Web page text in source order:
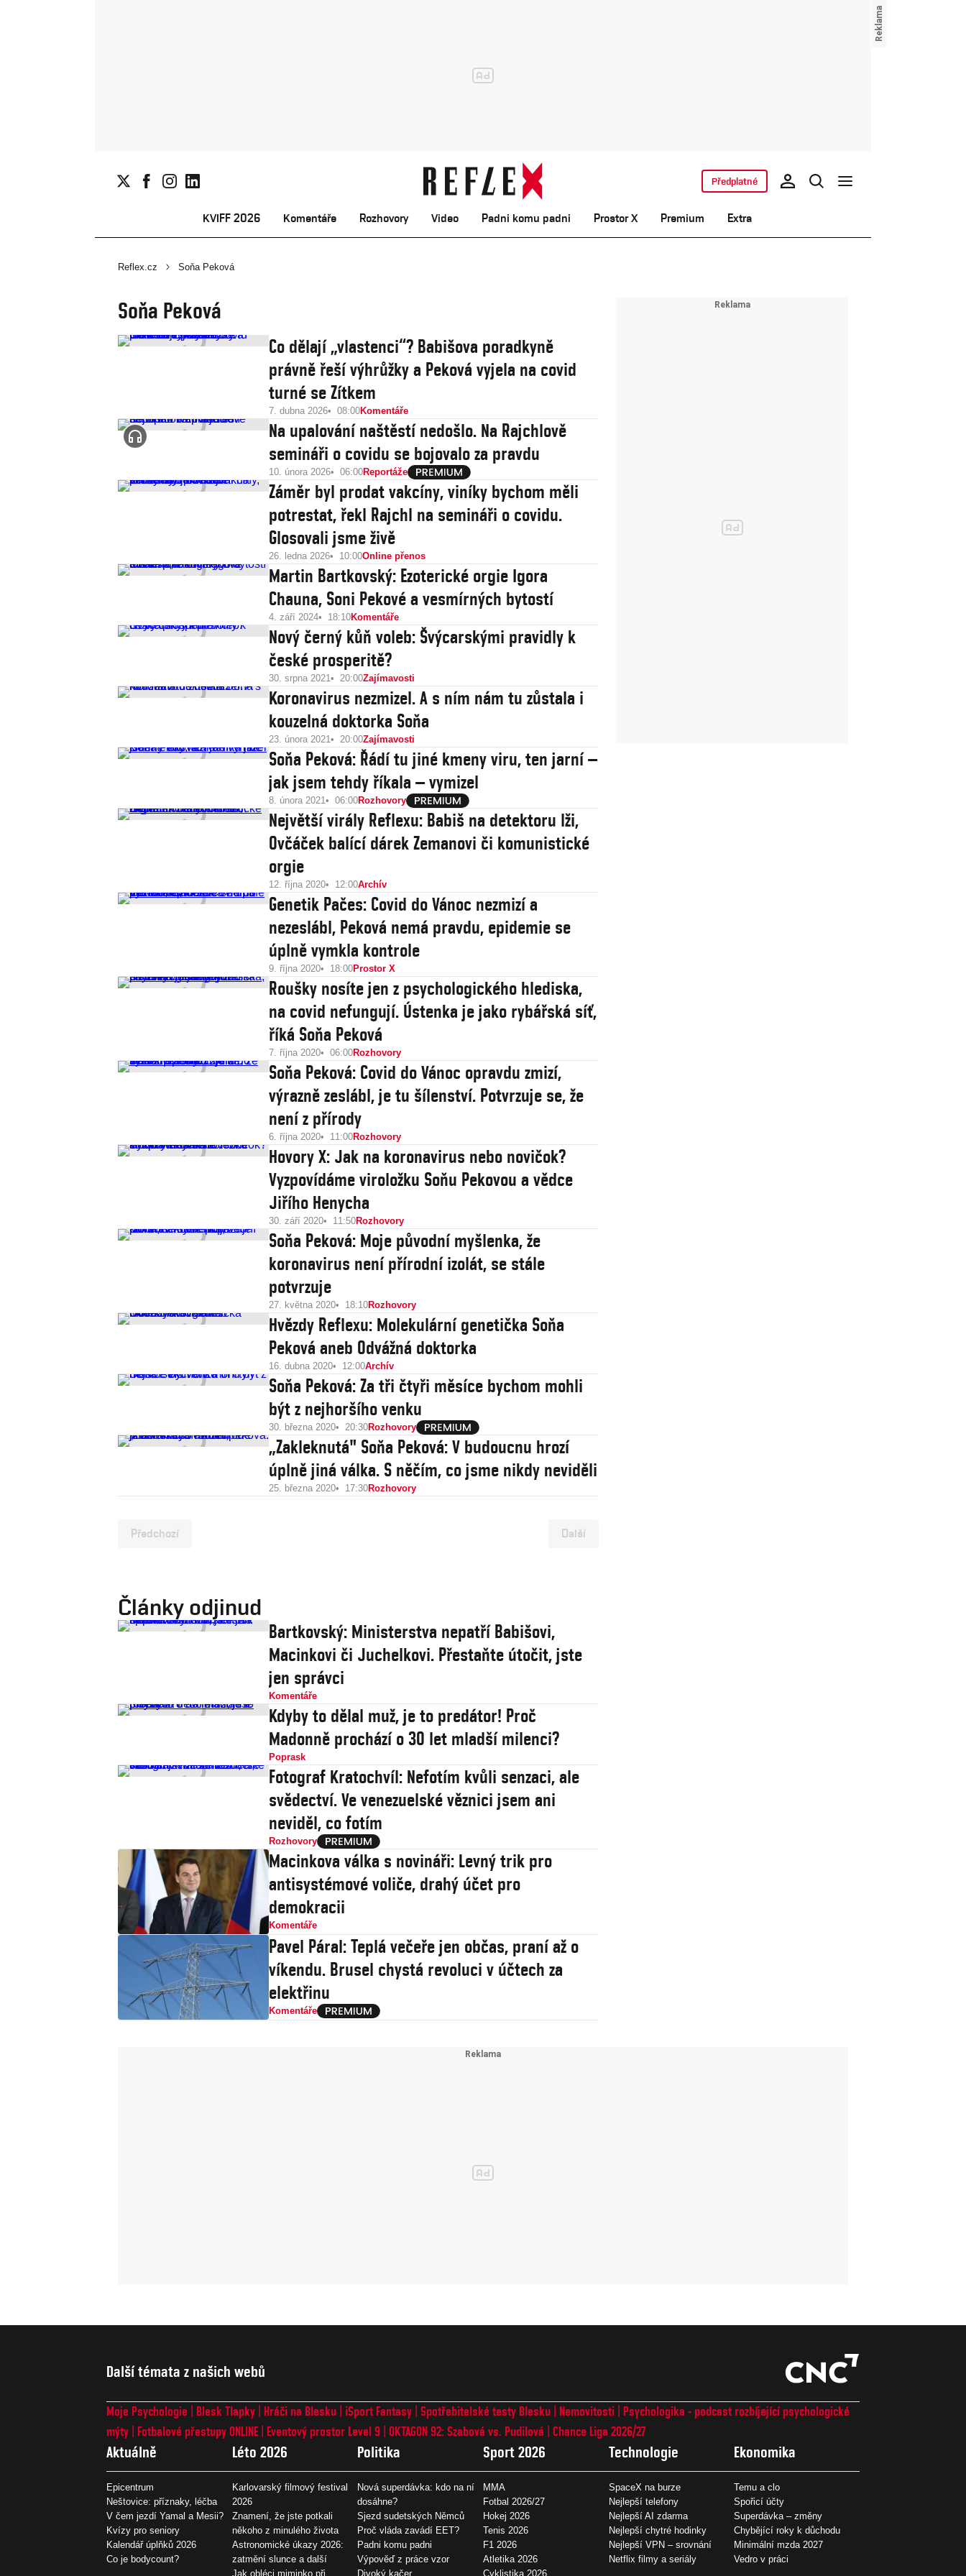
KVIFF 2026 Komentáře Rozhovory Video Padni komu padni Prostor X Premium Extra
Předplatné
Reflex.cz Soňa Peková
Soňa Peková
Co dělají „vlastenci“? Babišova poradkyně
právně řeší výhrůžky a Peková vyjela na covid
turné se Zítkem
7. dubna 2026 08:00Komentáře
Na upalování naštěstí nedošlo. Na Rajchlově
semináři o covidu se bojovalo za pravdu
10. února 2026 06:00Reportáže
Záměr byl prodat vakcíny, viníky bychom měli
potrestat, řekl Rajchl na semináři o covidu.
Glosovali jsme živě
26. ledna 2026 10:00Online přenos
Martin Bartkovský: Ezoterické orgie Igora
Chauna, Soni Pekové a vesmírných bytostí
4. září 2024 18:10Komentáře
Nový černý kůň voleb: Švýcarskými pravidly k
české prosperitě?
30. srpna 2021 20:00Zajímavosti
Koronavirus nezmizel. A s ním nám tu zůstala i
kouzelná doktorka Soňa
23. února 2021 20:00Zajímavosti
Soňa Peková: Řádí tu jiné kmeny viru, ten jarní –
jak jsem tehdy říkala – vymizel
8. února 2021 06:00Rozhovory
Největší virály Reflexu: Babiš na detektoru lži,
Ovčáček balící dárek Zemanovi či komunistické
orgie
12. října 2020 12:00Archív
Genetik Pačes: Covid do Vánoc nezmizí a
nezeslábl, Peková nemá pravdu, epidemie se
úplně vymkla kontrole
9. října 2020 18:00Prostor X
Roušky nosíte jen z psychologického hlediska,
na covid nefungují. Ústenka je jako rybářská síť,
říká Soňa Peková
7. října 2020 06:00Rozhovory
Soňa Peková: Covid do Vánoc opravdu zmizí,
výrazně zeslábl, je tu šílenství. Potvrzuje se, že
není z přírody
6. října 2020 11:00Rozhovory
Hovory X: Jak na koronavirus nebo novičok?
Vyzpovídáme viroložku Soňu Pekovou a vědce
Jiřího Henycha
30. září 2020 11:50Rozhovory
Soňa Peková: Moje původní myšlenka, že
koronavirus není přírodní izolát, se stále
potvrzuje
27. května 2020 18:10Rozhovory
Hvězdy Reflexu: Molekulární genetička Soňa
Peková aneb Odvážná doktorka
16. dubna 2020 12:00Archív
Soňa Peková: Za tři čtyři měsíce bychom mohli
být z nejhoršího venku
30. března 2020 20:30Rozhovory
„Zakleknutá" Soňa Peková: V budoucnu hrozí
úplně jiná válka. S něčím, co jsme nikdy neviděli
25. března 2020 17:30Rozhovory
Předchozí Další
Články odjinud
Bartkovský: Ministerstva nepatří Babišovi,
Macinkovi či Juchelkovi. Přestaňte útočit, jste
jen správci
Komentáře
Kdyby to dělal muž, je to predátor! Proč
Madonně prochází o 30 let mladší milenci?
Poprask
Fotograf Kratochvíl: Nefotím kvůli senzaci, ale
svědectví. Ve venezuelské věznici jsem ani
neviděl, co fotím
Rozhovory
Macinkova válka s novináři: Levný trik pro
antisystémové voliče, drahý účet pro
demokracii
Komentáře
Pavel Páral: Teplá večeře jen občas, praní až o
víkendu. Brusel chystá revoluci v účtech za
elektřinu
Komentáře
Další témata z našich webů
Moje Psychologie Blesk Tlapky Hráči na Blesku iSport Fantasy Spotřebitelské testy Blesku Nemovitosti
Psychologika - podcast rozbíjející psychologické
mýty
Fotbalové přestupy ONLINE Eventový prostor Level 9 OKTAGON 92: Szabová vs. Pudilová Chance Liga 2026/27
Aktuálně
Epicentrum
Neštovice: příznaky, léčba
V čem jezdí Yamal a Mesii?
Kvízy pro seniory
Kalendář úplňků 2026
Co je bodycount?
Léto 2026
Karlovarský filmový festival
2026
Znamení, že jste potkali
někoho z minulého života
Astronomické úkazy 2026:
zatmění slunce a další
Jak obléci miminko při
Politika
Nová superdávka: kdo na ní
dosáhne?
Sjezd sudetských Němců
Proč vláda zavádí EET?
Padni komu padni
Výpověď z práce vzor
Divoký kačer
Sport 2026
MMA
Fotbal 2026/27
Hokej 2026
Tenis 2026
F1 2026
Atletika 2026
Cyklistika 2026
Technologie
SpaceX na burze
Nejlepší telefony
Nejlepší AI zdarma
Nejlepší chytré hodinky
Nejlepší VPN – srovnání
Netflix filmy a seriály
Ekonomika
Temu a clo
Spořicí účty
Superdávka – změny
Chybějící roky k důchodu
Minimální mzda 2027
Vedro v práci